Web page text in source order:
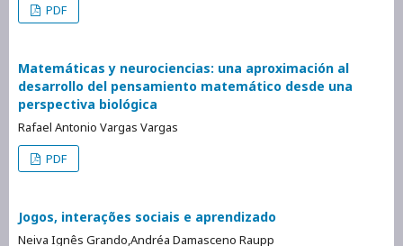
PDF
Matemáticas y neurociencias: una aproximación al
desarrollo del pensamiento matemático desde una
perspectiva biológica
Rafael Antonio Vargas Vargas
PDF
Jogos, interações sociais e aprendizado
Neiva Ignês Grando,Andréa Damasceno Raupp